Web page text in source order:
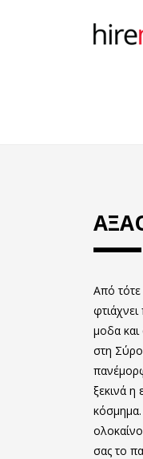
Από τότε
μοδα και
στη
ξεκινά
κόσμημα.
σας το